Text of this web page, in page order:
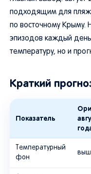
подходящим для
по восточному Крыму.
эпизодов каждый
температуру, но и
Краткий
Показатель
Температурный
фон